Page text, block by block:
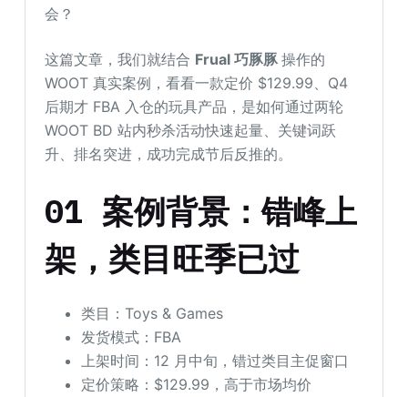
会？
这篇文章，我们就结合 Frual 巧豚豚操作的
WOOT 真实案例，看看一款定价 $129.99、Q4
后期才 FBA 入仓的玩具产品，是如何通过两轮
WOOT BD 站内秒杀活动快速起量、关键词跃
升、排名突进，成功完成节后反推的。
01 案例背景：错峰上
架，类目旺季已过
类目：Toys & Games
发货模式：FBA
上架时间：12 月中旬，错过类目主促窗口
定价策略：$129.99，高于市场均价